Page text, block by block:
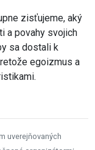
zisťujeme, aký
a povahy svojich
sa dostali k
egoizmus a
uverejňovaných